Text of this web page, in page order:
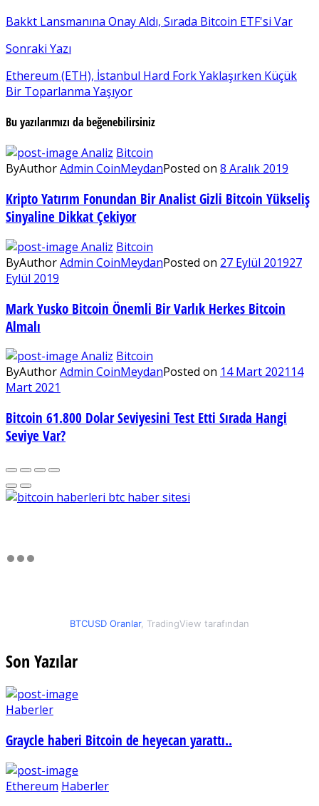
Bakkt Lansmanına Onay Aldı, Sırada Bitcoin ETF'si Var
Sonraki Yazı
Ethereum (ETH), İstanbul Hard Fork Yaklaşırken Küçük
Bir Toparlanma Yaşıyor
Bu yazılarımızı da beğenebilirsiniz
Analiz Bitcoin
ByAuthorAdmin CoinMeydanPosted on 8 Aralık 2019
Kripto Yatırım Fonundan Bir Analist Gizli Bitcoin Yükseliş
Sinyaline Dikkat Çekiyor
Analiz Bitcoin
ByAuthorAdmin CoinMeydanPosted on 27 Eylül 201927
Eylül 2019
Mark Yusko Bitcoin Önemli Bir Varlık Herkes Bitcoin
Almalı
Analiz Bitcoin
ByAuthorAdmin CoinMeydanPosted on 14 Mart 2021 14
Mart 2021
Bitcoin 61.800 Dolar Seviyesini Test Etti Sırada Hangi
Seviye Var?
BTCUSD Oranlar, TradingView tarafından
Son Yazılar
Haberler
Graycle haberi Bitcoin de heyecan yarattı..
Ethereum Haberler